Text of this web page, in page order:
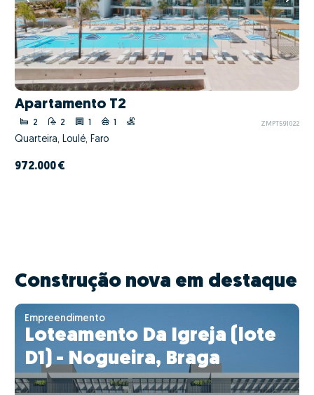
Apartamento T2
2 2 ZMPT591022
Quarteira, Loulé, Faro
972.000 €
Construção nova em destaque
Empreendimento
Loteamento Da Igreja (lote
D1) - Nogueira, Braga